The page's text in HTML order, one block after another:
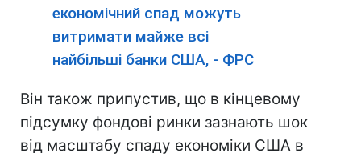
економічний спад можуть
витримати майже всі
найбільші банки США, - ФРС
Він також припустив, що в кінцевому
підсумку фондові ринки зазнають шок
від масштабу спаду економіки США в